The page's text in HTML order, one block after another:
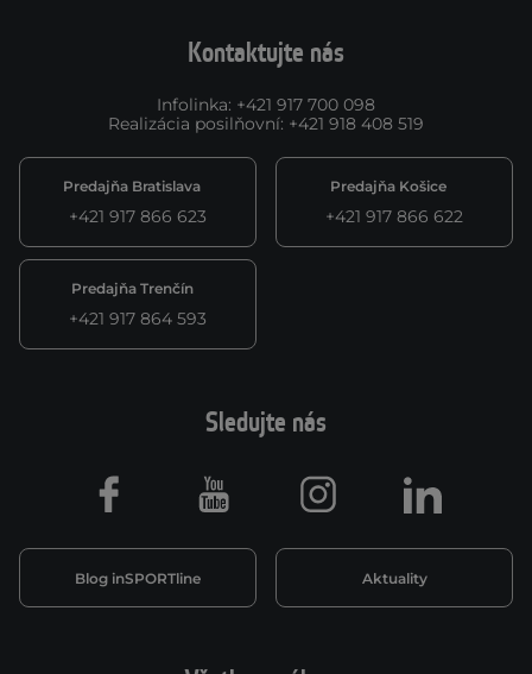
Kontaktujte nás
Infolinka: +421 917 700 098
Realizácia posilňovní: +421 918 408 519
Predajňa Bratislava
+421 917 866 623
Predajňa Košice
+421 917 866 622
Predajňa Trenčín
+421 917 864 593
Sledujte nás
Blog inSPORTline Aktuality
Facebook Youtube Instagram LinkedIn